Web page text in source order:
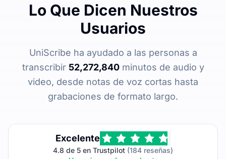
Lo Que Dicen Nuestros
Usuarios
UniScribe ha ayudado a las personas a
transcribir 52,272,840minutos de audio y
video, desde notas de voz cortas hasta
grabaciones de formato largo.
Excelente
4.8 de 5 en Trustpilot (184 reseñas)